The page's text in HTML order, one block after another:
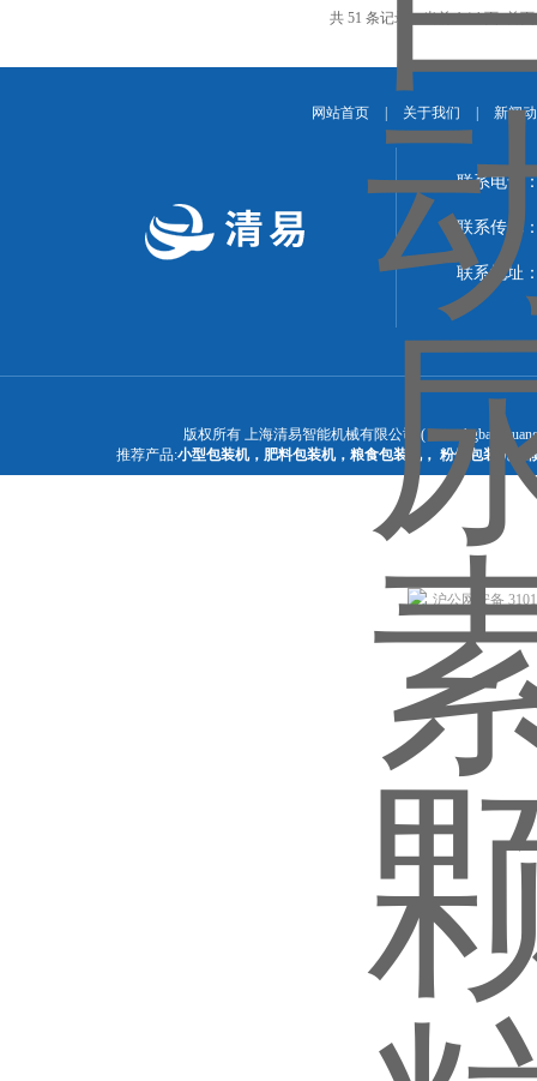
共 51 条记录，当前 1 / 4 页 首
网站首页 关于我们 新闻
联系电话
联系传真
联系地址
版权所有 上海清易智能机械有限公司 (
推荐产品:小型包装机， 肥料包装机， 粮食包装机， 粉体包装机
沪公网安备